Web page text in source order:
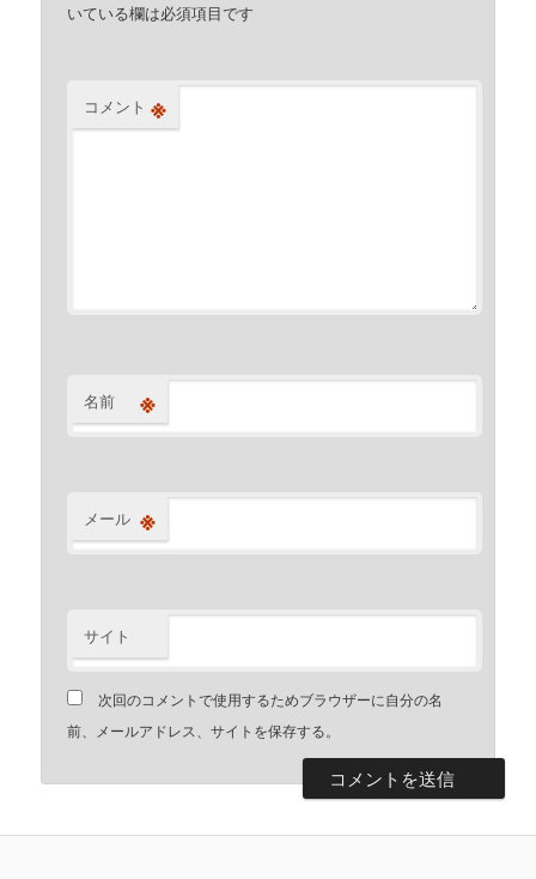
いている欄は必須項目です
コメント ※
名前 ※
メール ※
サイト
次回のコメントで使用するためブラウザーに自分の名
前、メールアドレス、サイトを保存する。